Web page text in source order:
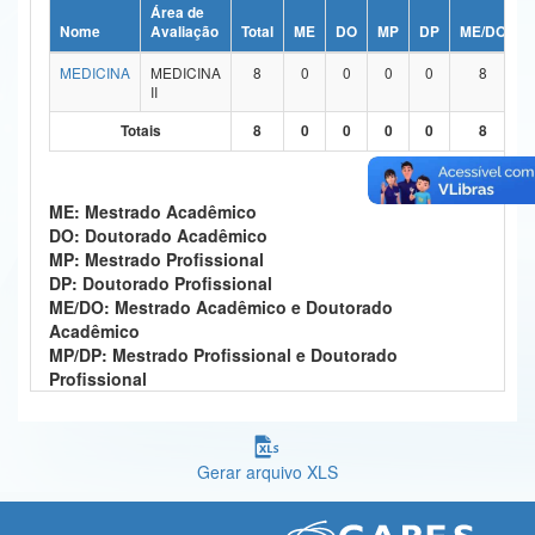
Ministério da Ciência, Tecnologia, Inovações e Comunicações
Ministério do Meio Ambiente
Ministério do Turismo
Controladoria-Geral da União
Ministério da Mulher, da Família e dos Direitos Humanos
Secretaria-Geral
Secretaria de Governo
Banco Central do Brasil
Nome
Área de
Avaliação
Total ME DO MP DP ME/DO
MEDICINA
MEDICINA
II
8 0 0 0 0 8
Totais 8 0 0 0 0 8
ME: Mestrado Acadêmico
DO: Doutorado Acadêmico
MP: Mestrado Profissional
DP: Doutorado Profissional
ME/DO: Mestrado Acadêmico e Doutorado
Acadêmico
MP/DP: Mestrado Profissional e Doutorado
Profissional
Gerar arquivo XLS